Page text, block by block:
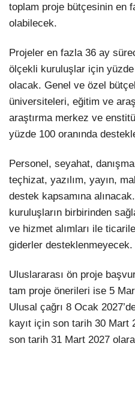
toplam proje bütçesinin en
olabilecek.
Projeler en fazla 36 ay
ölçekli kuruluşlar için
olacak. Genel ve özel
üniversiteleri, eğitim ve
araştırma merkez ve
yüzde 100 oranında
Personel, seyahat,
teçhizat, yazılım, yayın,
destek kapsamına
kuruluşların birbirinden
ve hizmet alımları ile
giderler desteklenmeyecek.
Uluslararası ön proje
tam proje önerileri ise 5
Ulusal çağrı 8 Ocak
kayıt için son tarih 30 Mart
son tarih 31 Mart 2027